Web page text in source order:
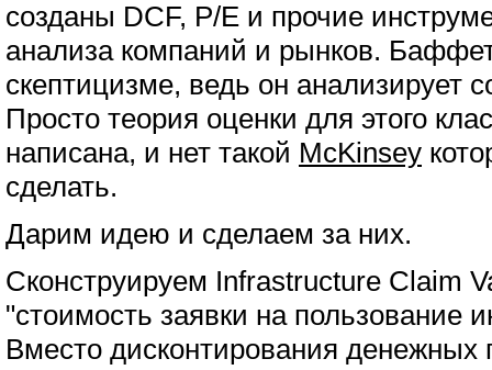
созданы DCF, P/E и прочие
анализа компаний и рынков.
скептицизме, ведь он анализирует
Просто теория оценки для этого
написана, и нет такой McKinsey
сделать.
Дарим идею и сделаем за них.
Сконструируем Infrastructure Claim
"стоимость заявки на пользование
Вместо дисконтирования денежных